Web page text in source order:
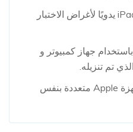
تثبيت إصدارات iOS أو iPadOS يدويًا لأغراض الاختبار
تحديث جهازك بدون Wi-Fi باستخدام جهاز كمبيوتر و
توفير الوقت عند تحديث أجهزة Apple متعددة بنفس